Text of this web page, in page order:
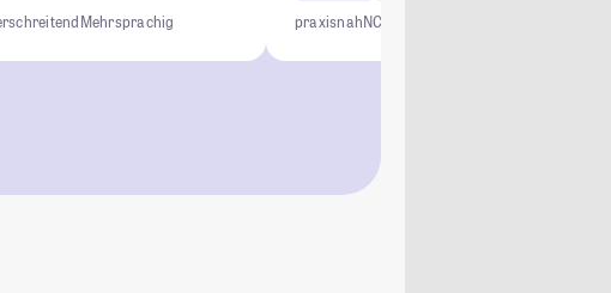
Mehrsprachig
praxisnahNC-frei